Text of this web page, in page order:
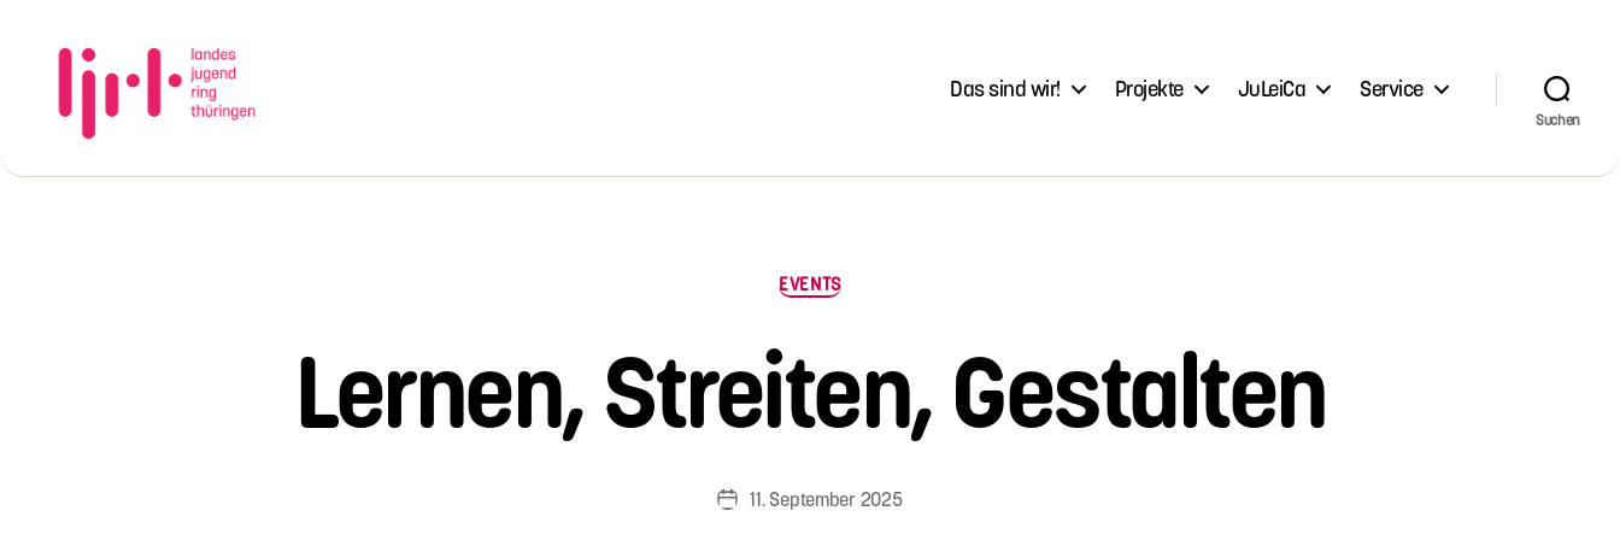
Thüringen
Das sind wir! Projekte JuLeiCa Service
Suchen
Kategorien
EVENTS
Lernen, Streiten, Gestalten
Beitragsautor
n
n
Veröffentlichungsdatum
11. September 2025